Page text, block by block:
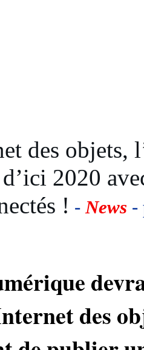
des objets,
d’ici 2020
! -News -
des